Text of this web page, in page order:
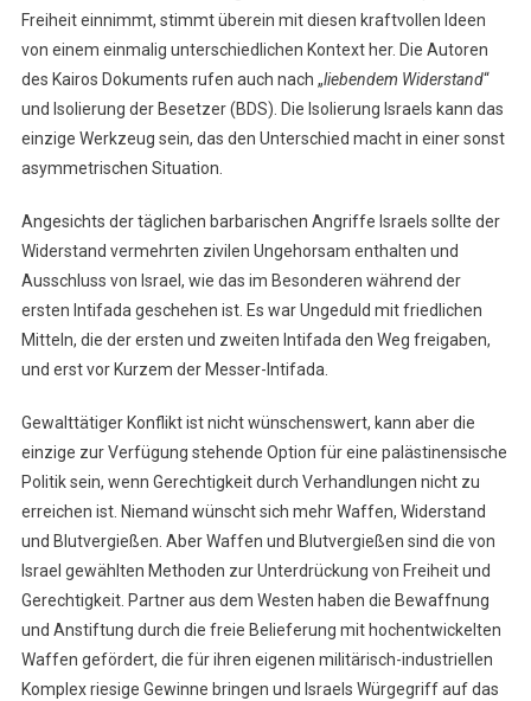
Freiheit einnimmt, stimmt überein mit diesen kraftvollen Ideen
von einem einmalig unterschiedlichen Kontext her. Die Autoren
des Kairos Dokuments rufen auch nach „liebendem Widerstand“
und Isolierung der Besetzer (BDS). Die Isolierung Israels kann das
einzige Werkzeug sein, das den Unterschied macht in einer sonst
asymmetrischen Situation.
Angesichts der täglichen barbarischen Angriffe Israels sollte der
Widerstand vermehrten zivilen Ungehorsam enthalten und
Ausschluss von Israel, wie das im Besonderen während der
ersten Intifada geschehen ist. Es war Ungeduld mit friedlichen
Mitteln, die der ersten und zweiten Intifada den Weg freigaben,
und erst vor Kurzem der Messer-Intifada.
Gewalttätiger Konflikt ist nicht wünschenswert, kann aber die
einzige zur Verfügung stehende Option für eine palästinensische
Politik sein, wenn Gerechtigkeit durch Verhandlungen nicht zu
erreichen ist. Niemand wünscht sich mehr Waffen, Widerstand
und Blutvergießen. Aber Waffen und Blutvergießen sind die von
Israel gewählten Methoden zur Unterdrückung von Freiheit und
Gerechtigkeit. Partner aus dem Westen haben die Bewaffnung
und Anstiftung durch die freie Belieferung mit hochentwickelten
Waffen gefördert, die für ihren eigenen militärisch-industriellen
Komplex riesige Gewinne bringen und Israels Würgegriff auf das